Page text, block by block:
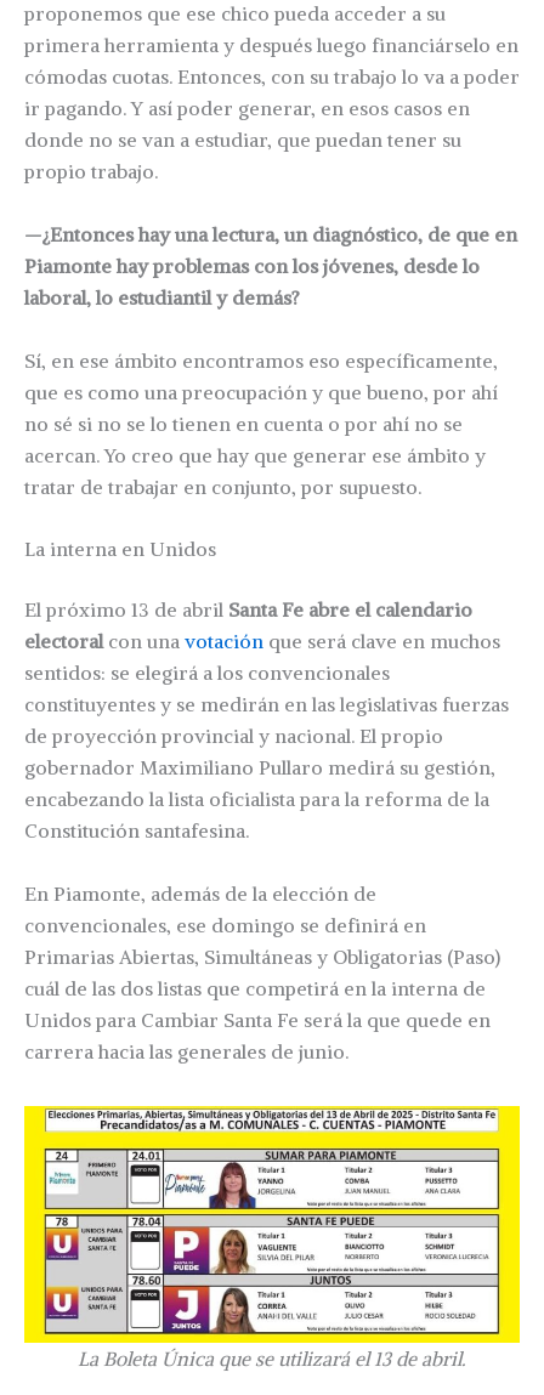
proponemos que ese chico pueda acceder a su
primera herramienta y después luego financiárselo en
cómodas cuotas. Entonces, con su trabajo lo va a poder
ir pagando. Y así poder generar, en esos casos en
donde no se van a estudiar, que puedan tener su
propio trabajo.
—¿Entonces hay una lectura, un diagnóstico, de que en
Piamonte hay problemas con los jóvenes, desde lo
laboral, lo estudiantil y demás?
Sí, en ese ámbito encontramos eso específicamente,
que es como una preocupación y que bueno, por ahí
no sé si no se lo tienen en cuenta o por ahí no se
acercan. Yo creo que hay que generar ese ámbito y
tratar de trabajar en conjunto, por supuesto.
La interna en Unidos
El próximo 13 de abril Santa Fe abre el calendario
electoral con una votación que será clave en muchos
sentidos: se elegirá a los convencionales
constituyentes y se medirán en las legislativas fuerzas
de proyección provincial y nacional. El propio
gobernador Maximiliano Pullaro medirá su gestión,
encabezando la lista oficialista para la reforma de la
Constitución santafesina.
En Piamonte, además de la elección de
convencionales, ese domingo se definirá en
Primarias Abiertas, Simultáneas y Obligatorias (Paso)
cuál de las dos listas que competirá en la interna de
Unidos para Cambiar Santa Fe será la que quede en
carrera hacia las generales de junio.
La Boleta Única que se utilizará el 13 de abril.